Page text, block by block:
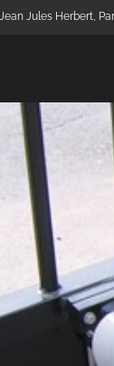
Jules Herbert,